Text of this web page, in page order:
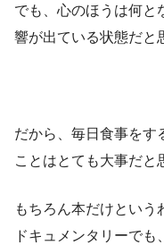
でも、心のほうは何と
響が出ている状態だと
だから、毎日食事をす
ことはとても大事だと
もちろん本だけとい
ドキュメンタリーで